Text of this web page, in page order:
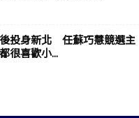
投身新北 任蘇巧慧競選主
很喜歡小...